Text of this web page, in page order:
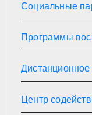
Социальные
Программы
Дистанционное
Центр